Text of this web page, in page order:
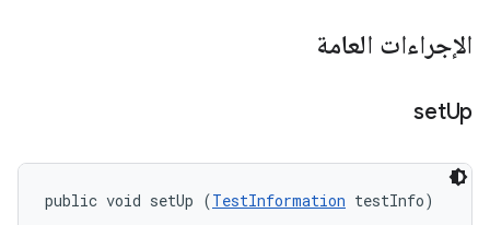
الإجراءات العامة
setUp
public void setUp (TestInformation testInfo)